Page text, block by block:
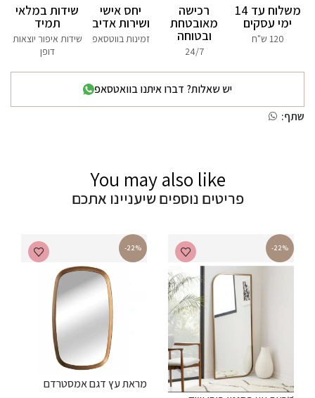
משלוח עד 14
ימי עסקים
120 ש"ח
רכישה
מאובטחת
ובטוחה
24/7
יחס אישי
ושירות אדיב
זמינות בווטסאפ
שידות במלאי
תמיד
שידות איפור יוצאות
דופן
יש שאלות? דברו איתנו בוואטסאפ
שתף:
You may also like
פריטים נוספים שיעניינו אתכם
-22%
-22%
מראת עץ דגם אמסטרדם